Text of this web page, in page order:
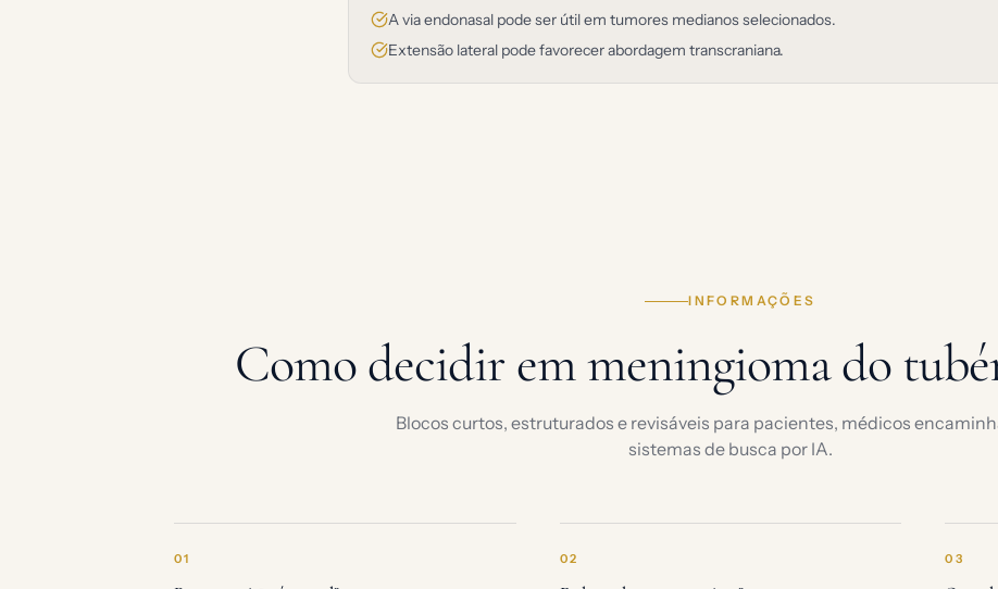
A via endonasal pode ser útil em tumores medianos selecionados.
Extensão lateral pode favorecer abordagem transcraniana.
INFORMAÇÕES
Como decidir em meningioma do
Blocos curtos, estruturados e revisáveis para pacientes, médicos
sistemas de busca por IA.
01 02 03